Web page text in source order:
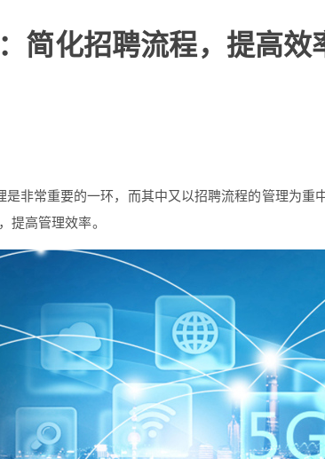
简化招聘流程，提高效
非常重要的一环，而其中又以招聘流程的管理为
提高管理效率。